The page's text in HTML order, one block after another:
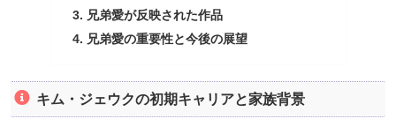
兄弟愛が反映された作品
兄弟愛の重要性と今後の展望
キム・ジェウクの初期キャリアと家族背景